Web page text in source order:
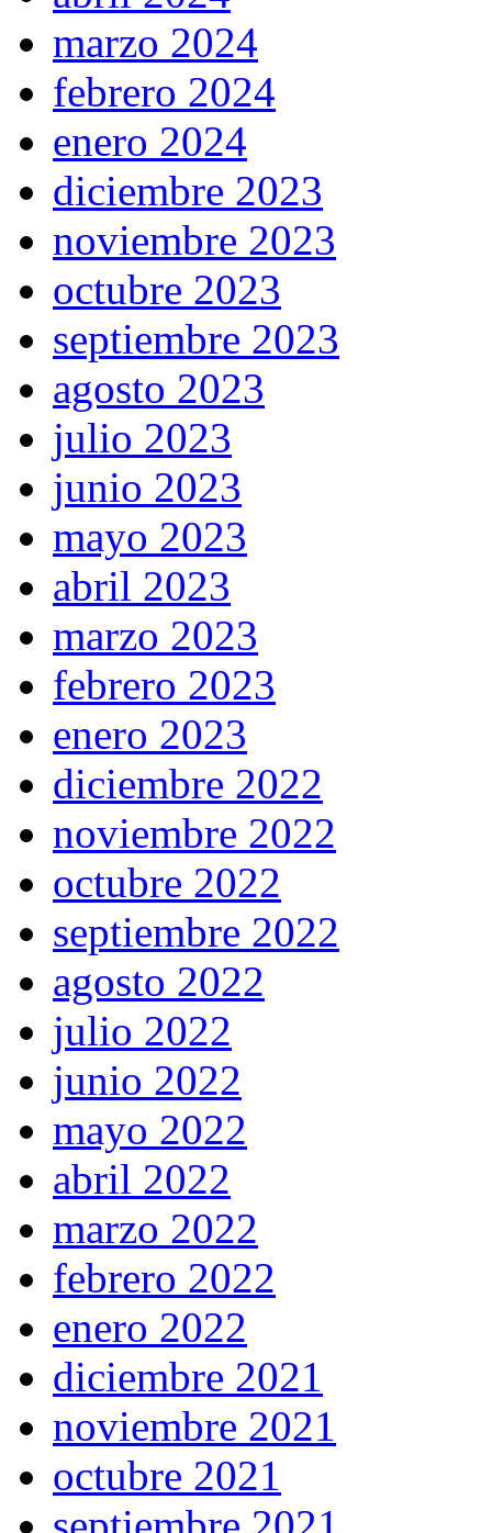
marzo 2024
febrero 2024
enero 2024
diciembre 2023
noviembre 2023
octubre 2023
septiembre 2023
agosto 2023
julio 2023
junio 2023
mayo 2023
abril 2023
marzo 2023
febrero 2023
enero 2023
diciembre 2022
noviembre 2022
octubre 2022
septiembre 2022
agosto 2022
julio 2022
junio 2022
mayo 2022
abril 2022
marzo 2022
febrero 2022
enero 2022
diciembre 2021
noviembre 2021
octubre 2021